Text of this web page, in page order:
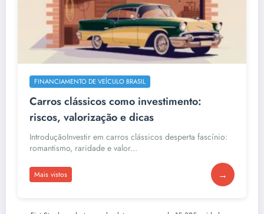
FINANCIAMENTO DE VEÍCULO BRASIL
Carros clássicos como investimento:
riscos, valorização e dicas
IntroduçãoInvestir em carros clássicos desperta fascínio:
romantismo, raridade e valor...
Mais vistos →